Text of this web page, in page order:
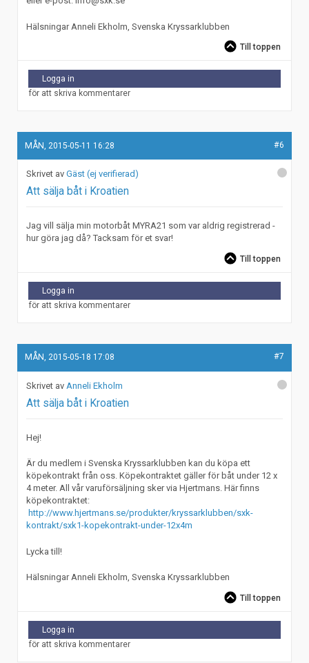
Hälsningar Anneli Ekholm, Svenska Kryssarklubben
Till toppen
Logga in
för att skriva kommentarer
MÅN, 2015-05-11 16:28 #6
Gäst (ej verifierad)
Att sälja båt i Kroatien
Jag vill sälja min motorbåt MYRA21 som var aldrig registrerad -
hur göra jag då? Tacksam för et svar!
Till toppen
Logga in
för att skriva kommentarer
MÅN, 2015-05-18 17:08 #7
Anneli Ekholm
Att sälja båt i Kroatien
Hej!
Är du medlem i Svenska Kryssarklubben kan du köpa ett
köpekontrakt från oss. Köpekontraktet gäller för båt under 12 x
4 meter. All vår varuförsäljning sker via Hjertmans. Här finns
köpekontraktet:
http://www.hjertmans.se/produkter/kryssarklubben/sxk-
kontrakt/sxk1-kopekontrakt-under-12x4m
Lycka till!
Hälsningar Anneli Ekholm, Svenska Kryssarklubben
Till toppen
Logga in
för att skriva kommentarer